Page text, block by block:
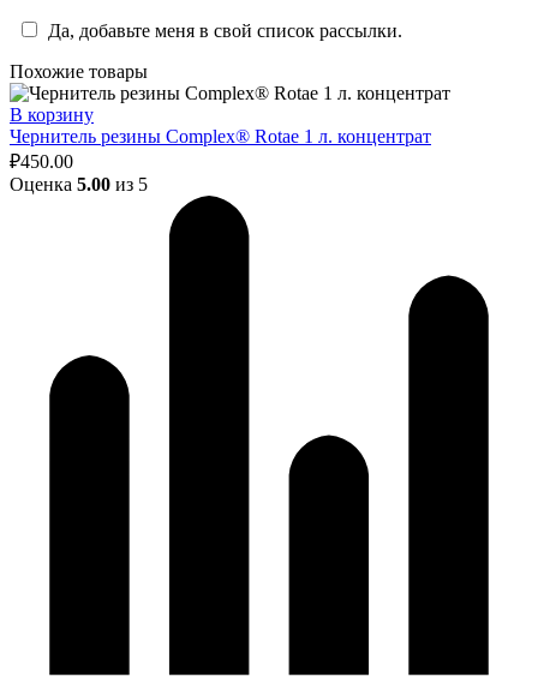
Да, добавьте меня в свой список рассылки.
Похожие товары
В корзину
Чернитель резины Complex® Rotae 1 л. концентрат
₽450.00
Оценка 5.00 из 5